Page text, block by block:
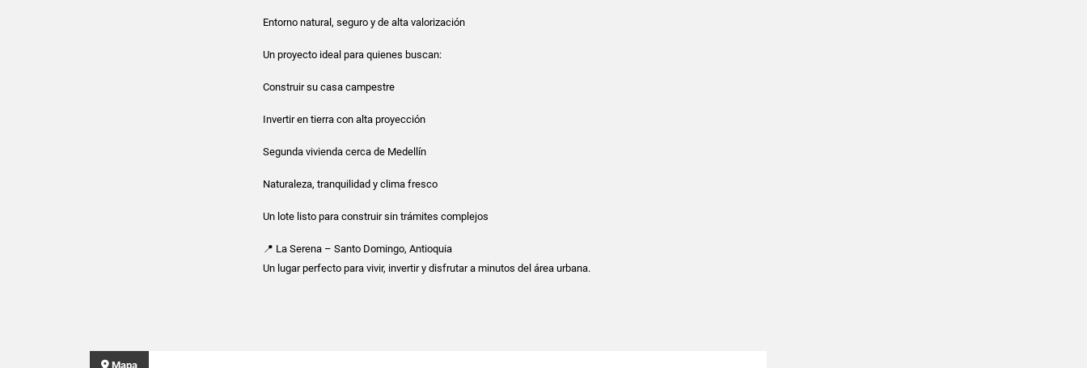
Entorno natural, seguro y de alta valorización
Un proyecto ideal para quienes buscan:
Construir su casa campestre
Invertir en tierra con alta proyección
Segunda vivienda cerca de Medellín
Naturaleza, tranquilidad y clima fresco
Un lote listo para construir sin trámites complejos
📍 La Serena – Santo Domingo, Antioquia
Un lugar perfecto para vivir, invertir y disfrutar a minutos del área urbana.
Mapa